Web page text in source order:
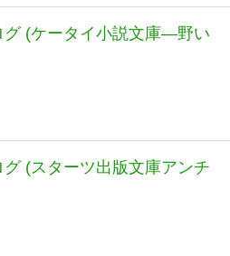
グ (ケータイ小説文庫―野い
グ (スターツ出版文庫アンチ